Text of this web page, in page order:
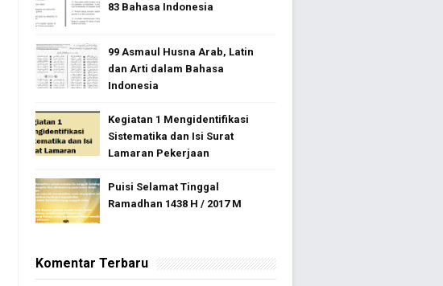
83 Bahasa Indonesia
99 Asmaul Husna Arab, Latin
dan Arti dalam Bahasa
Indonesia
Kegiatan 1 Mengidentifikasi
Sistematika dan Isi Surat
Lamaran Pekerjaan
Puisi Selamat Tinggal
Ramadhan 1438 H / 2017 M
Komentar Terbaru